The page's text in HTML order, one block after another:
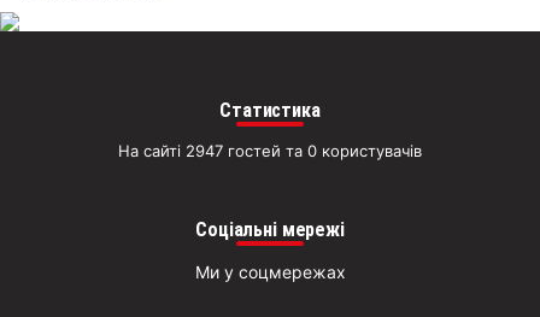
Статистика
На сайті 2947 гостей та 0 користувачів
Соціальні мережі
Ми у соцмережах